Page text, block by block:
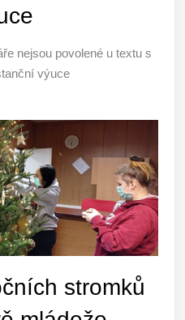
nejsou povolené u textu s
výuce
stromků